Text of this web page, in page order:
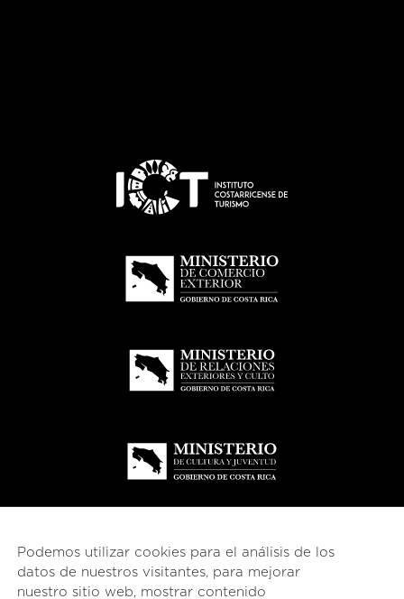
Podemos utilizar cookies para el análisis de los
datos de nuestros visitantes, para mejorar
nuestro sitio web, mostrar contenido